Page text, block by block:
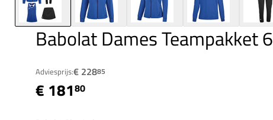
Babolat Dames Teampakket 6
Adviesprijs:€ 22885
€ 18180